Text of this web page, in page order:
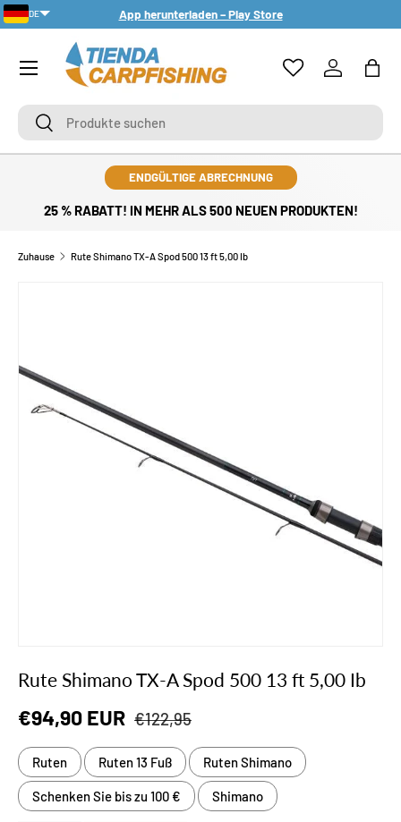
DIREKT ZUM INHALT
App herunterladen – Play Store
SuchenSuchen
Einloggen
ENDGÜLTIGE ABRECHNUNG
25 % RABATT! IN MEHR ALS 500 NEUEN PRODUKTEN!
Zuhause Rute Shimano TX-A Spod 500 13 ft 5,00 Ib
Rute Shimano TX-A Spod 500 13 ft 5,00 Ib
Verkaufspreis
€94,90 EUR Normaler Preis
€122,95
Ruten Ruten 13 Fuß Ruten Shimano
Schenken Sie bis zu 100 € Shimano
DE